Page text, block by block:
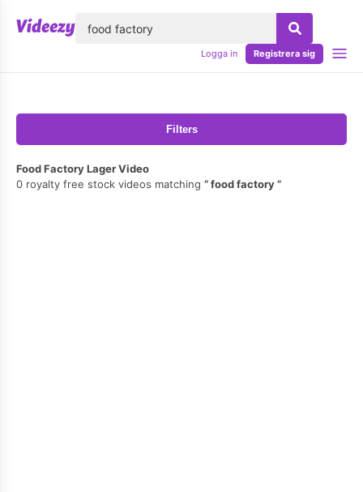
Logga in Registrera sig
Filters
Food Factory Lager Video
0 royalty free stock videos matching
food factory